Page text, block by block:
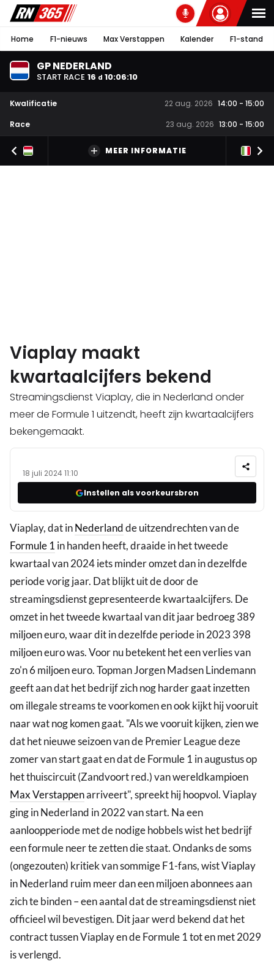
Home F1-nieuws Max Verstappen Kalender F1-stand
GP NEDERLAND
START RACE 16 d 10:06:10
Kwalificatie 22 aug. 2026 14:00 - 15:00
Race
23 aug. 2026 13:00 - 15:00
MEER INFORMATIE
Viaplay maakt
kwartaalcijfers bekend
Streamingsdienst Viaplay, die in Nederland onder
meer de Formule 1 uitzendt, heeft zijn kwartaalcijfers
bekengemaakt.
18 juli 2024 11:10
Instellen als voorkeursbron
Viaplay, dat inNederlandde uitzendrechten van de
Formule 1 in handen heeft, draaide in het tweede
kwartaal van 2024 iets minder omzet dan in dezelfde
periode vorig jaar. Dat blijkt uit de door de
streamingsdienst gepresenteerde kwartaalcijfers. De
omzet in het tweede kwartaal van dit jaar bedroeg 389
miljoen euro, waar dit in dezelfde periode in 2023 398
miljoen euro was. Voor nu betekent het een verlies van
zo'n 6 miljoen euro. Topman Jorgen Madsen Lindemann
geeft aan dat het bedrijf zich nog harder gaat inzetten
om illegale streams te voorkomen en ook kijkt hij vooruit
naar wat nog komen gaat. "Als we vooruit kijken, zien we
dat het nieuwe seizoen van de Premier League deze
zomer van start gaat en dat de Formule 1 in augustus op
het thuiscircuit (Zandvoort red.) van wereldkampioen
Max Verstappenarriveert", spreekt hij hoopvol. Viaplay
ging in Nederland in 2022 van start. Na een
aanloopperiode met de nodige hobbels wist het bedrijf
een formule neer te zetten die staat. Ondanks de soms
(ongezouten) kritiek van sommige F1-fans, wist Viaplay
in Nederland ruim meer dan een miljoen abonnees aan
zich te binden – een aantal dat de streamingsdienst niet
officieel wil bevestigen. Dit jaar werd bekend dat het
contract tussen Viaplay en de Formule 1 tot en met 2029
is verlengd.